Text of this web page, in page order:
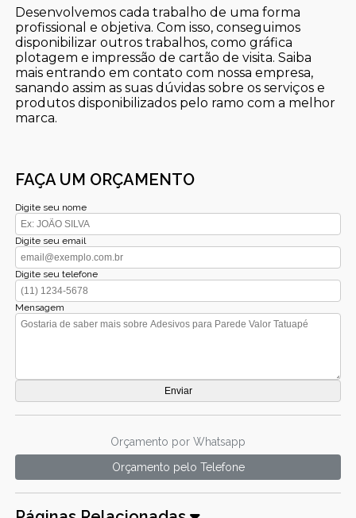
Desenvolvemos cada trabalho de uma forma
profissional e objetiva. Com isso, conseguimos
disponibilizar outros trabalhos, como gráfica
plotagem e impressão de cartão de visita. Saiba
mais entrando em contato com nossa empresa,
sanando assim as suas dúvidas sobre os serviços e
produtos disponibilizados pelo ramo com a melhor
marca.
FAÇA UM ORÇAMENTO
Digite seu nome
Digite seu email
Digite seu telefone
Mensagem
Orçamento por Whatsapp
Orçamento pelo Telefone